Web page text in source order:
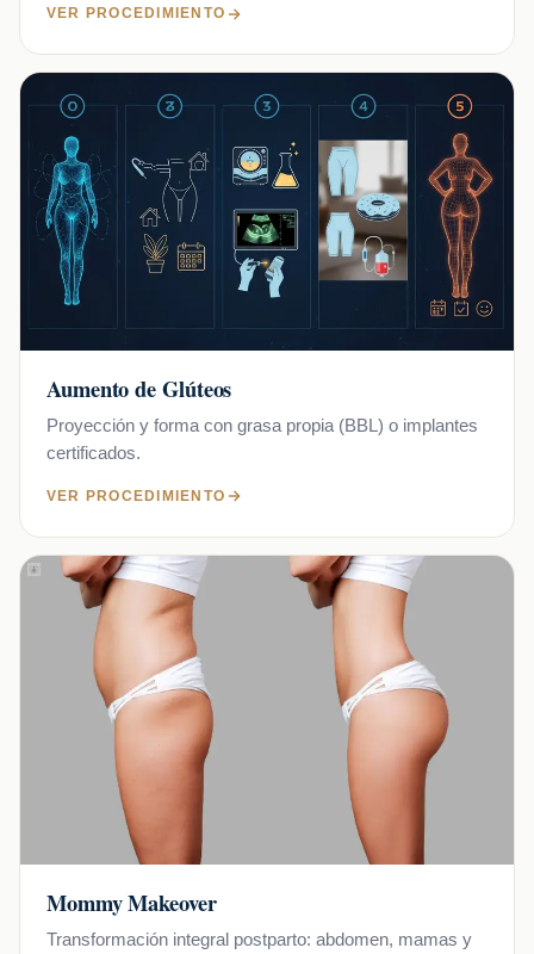
VER PROCEDIMIENTO
Aumento de Glúteos
Proyección y forma con grasa propia (BBL) o implantes
certificados.
VER PROCEDIMIENTO
Mommy Makeover
Transformación integral postparto: abdomen, mamas y